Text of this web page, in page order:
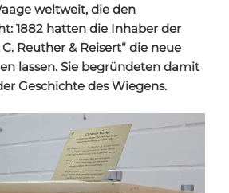
weltweit, die den
1882 hatten die Inhaber der
Reuther & Reisert“ die neue
lassen. Sie begründeten damit
Geschichte des Wiegens.